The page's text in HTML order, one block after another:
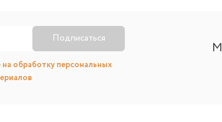
Подписаться
на обработку персональных